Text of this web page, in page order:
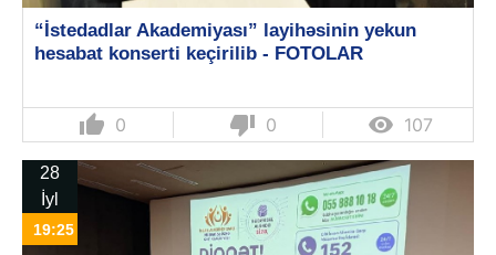
“İstedadlar Akademiyası” layihəsinin yekun
hesabat konserti keçirilib - FOTOLAR
thumb_up 0 thumb_down 0  107
28
İyl
19:25